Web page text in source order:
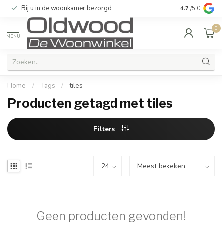
Bij u in de woonkamer bezorgd Kwaliteit &
4.7 /5.0
MENU
0
Home / Tags / tiles
Producten getagd met tiles
Filters
Geen producten gevonden!